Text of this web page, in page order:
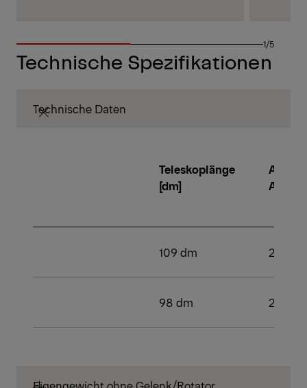
1/5
Technische Spezifikationen
Technische Daten
Teleskoplänge
[dm]
Anzahl
109 dm 2
98 dm 2